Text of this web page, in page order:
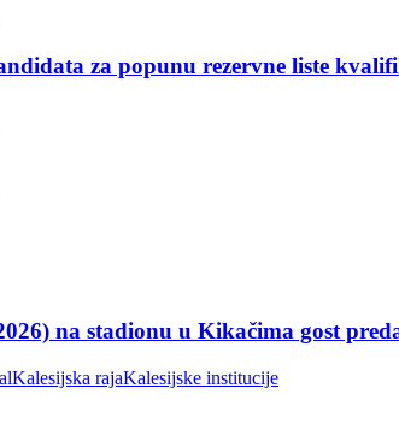
za popunu rezervne liste
na stadionu u Kikačima gost
Kalesijska rajaKalesijske institucije